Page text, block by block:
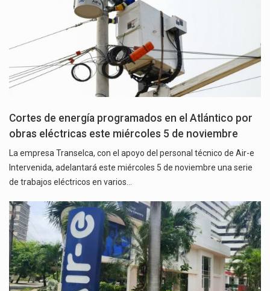
Cortes de energía programados en el Atlántico por
obras eléctricas este miércoles 5 de noviembre
La empresa Transelca, con el apoyo del personal técnico de Air-e
Intervenida, adelantará este miércoles 5 de noviembre una serie
de trabajos eléctricos en varios…